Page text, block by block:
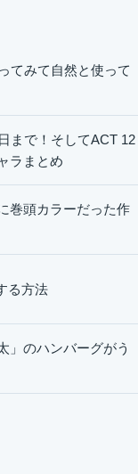
てみて自然と使って
まで！そしてACT 12
ラまとめ
巻頭カラーだった作
る方法
」のハンバーグがう